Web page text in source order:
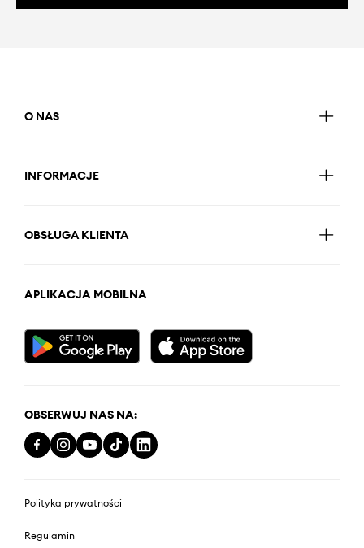
O NAS
INFORMACJE
OBSŁUGA KLIENTA
APLIKACJA MOBILNA
OBSERWUJ NAS NA:
Polityka prywatności
Regulamin